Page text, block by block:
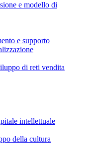
e modello di
e supporto
di reti vendita
intellettuale
della cultura